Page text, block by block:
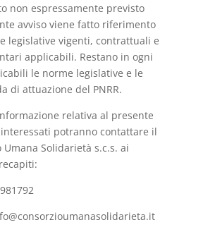
non espressamente previsto
avviso viene fatto riferimento
legislative vigenti, contrattuali e
applicabili. Restano in ogni
le norme legislative e le
di attuazione del PNRR.
relativa al presente
potranno contattare il
Umana Solidarietà s.c.s. ai